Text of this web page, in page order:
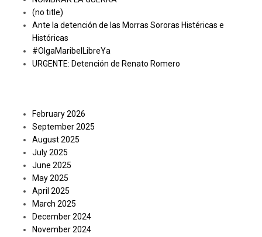
(no title)
Ante la detención de las Morras Sororas Histéricas e
Históricas
#OlgaMaribelLibreYa
URGENTE: Detención de Renato Romero
February 2026
September 2025
August 2025
July 2025
June 2025
May 2025
April 2025
March 2025
December 2024
November 2024